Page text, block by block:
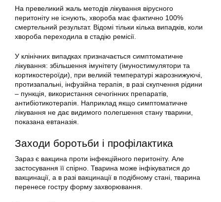
На превеликий жаль методів лікування вірусного
перитоніту не існують, хвороба має фактично 100%
смертельний результат. Відомі тільки кілька випадків, коли
хвороба переходила в стадію ремісії.
У клінічних випадках призначається симптоматичне
лікування: збільшення імунітету (імуностимулятори та
кортикостероїди), при великій температурі жарознижуючі,
протизапальні, інфузійна терапія, в разі скупчення рідини
– пункція, використання сечогінних препаратів,
антибіотикотерапія. Наприклад якщо симптоматичне
лікування не дає видимого полегшення стану тварини,
показана евтаназія.
Заходи боротьби і профілактика
Зараз є вакцина проти інфекційного перитоніту. Але
застосування її спірно. Тварина може інфікуватися до
вакцинації, а в разі вакцинації в подібному стані, тварина
перенесе гостру форму захворювання.